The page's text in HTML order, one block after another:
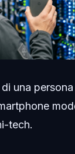
una
tech.